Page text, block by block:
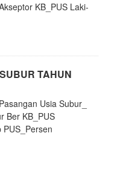
KB_PUS Laki-
TAHUN
Usia Subur_
Ber KB_PUS